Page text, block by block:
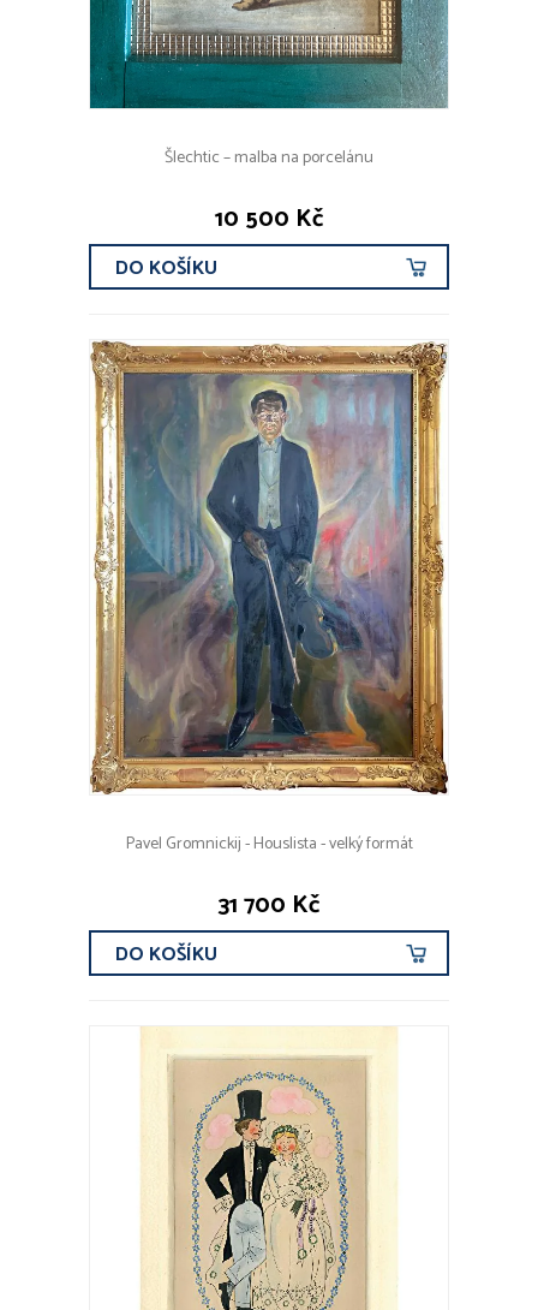
Šlechtic – malba na porcelánu
10 500 Kč
DO KOŠÍKU
Pavel Gromnickij - Houslista - velký formát
31 700 Kč
DO KOŠÍKU